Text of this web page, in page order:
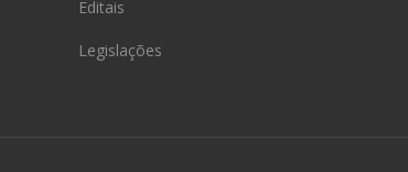
Editais
Legislações